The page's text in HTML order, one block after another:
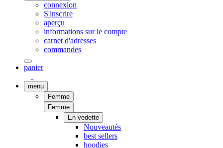
connexion
S'inscrire
aperçu
informations sur le compte
carnet d'adresses
commandes
panier
menu
Femme
Femme
En vedette
Nouveautés
best sellers
hoodies